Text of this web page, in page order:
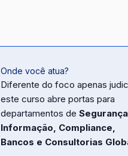
Onde você atua?
Diferente do foco apenas
este curso abre portas para
departamentos de
Informação, Compliance,
Bancos e Consultorias